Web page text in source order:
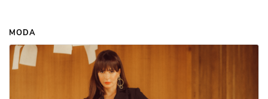
MODA